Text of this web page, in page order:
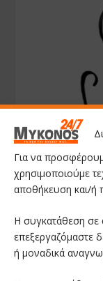
Για να
χρησιμοποιούμε
αποθήκευση και/ή
Η συγκατάθεση σε
επεξεργαζόμαστε
ή μοναδικά